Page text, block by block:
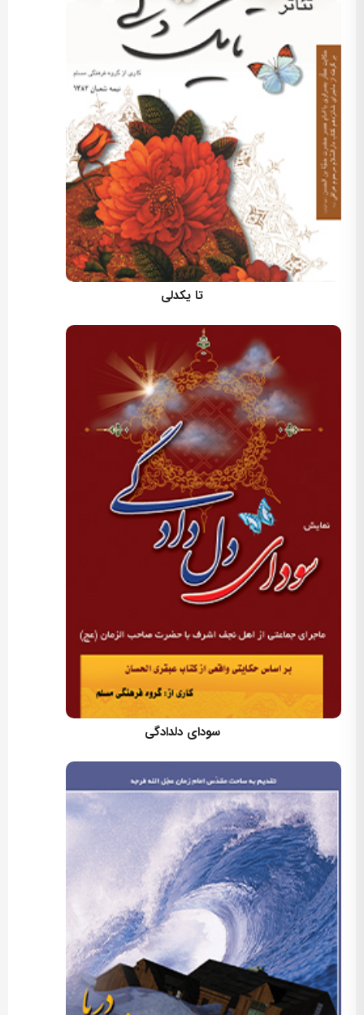
کارگردان: مسعود اسماعیلی
تا یکدلی
کارگردان: مسعود اسماعیلی
سودای دلدادگی